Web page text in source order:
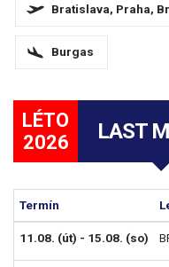
Bratislava, Praha,
Burgas
LÉTO
2026
LAST
Termín
11.08. (út) - 15.08. (so)